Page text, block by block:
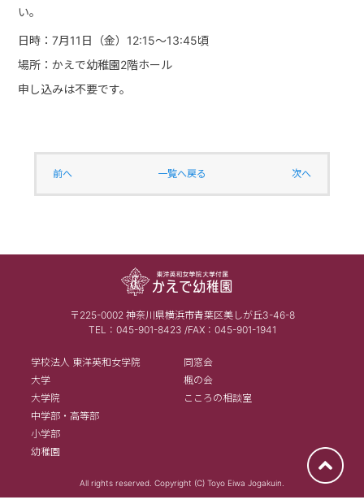
い。
日時：7月11日（金）12:15～13:45頃
場所：かえで幼稚園2階ホール
申し込みは不要です。
前へ 一覧へ戻る 次へ
〒225-0002 神奈川県横浜市青葉区美しが丘3-46-8
TEL：045-901-8423 /FAX：045-901-1941
学校法人 東洋英和女学院
同窓会
大学
楓の会
大学院
こころの相談室
中学部・高等部
小学部
幼稚園
All rights reserved. Copyright (C) Toyo Eiwa Jogakuin.